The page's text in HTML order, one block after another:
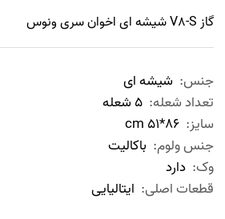
گاز V8-S شیشه ای اخوان سری ونوس
جنس: شیشه ای
تعداد شعله: 5 شعله
سایز: 86*51 cm
جنس ولوم: باکالیت
وک: دارد
قطعات اصلی: ایتالیایی